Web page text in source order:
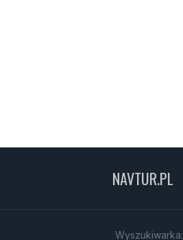
NAVTUR.PL
Wyszukiwarka: